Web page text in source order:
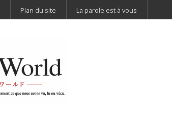
Plan du site La parole est à vous